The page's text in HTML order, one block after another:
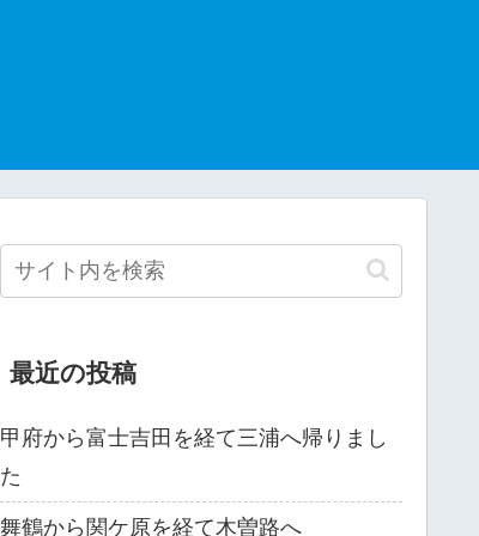
最近の投稿
甲府から富士吉田を経て三浦へ帰りまし
た
舞鶴から関ケ原を経て木曽路へ